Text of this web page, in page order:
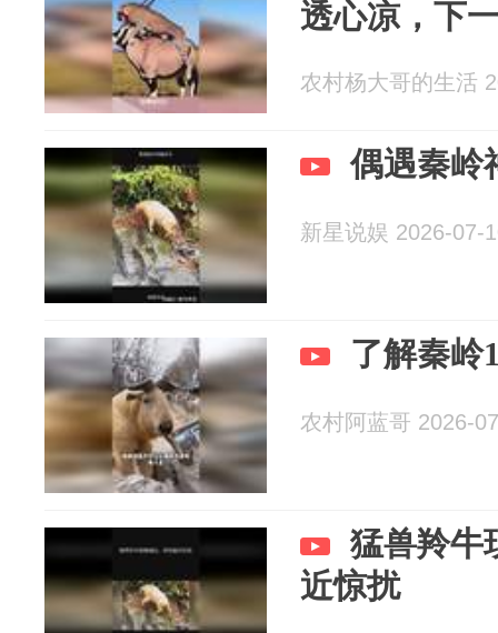
透心凉，下
农村杨大哥的生活
偶遇秦岭
新星说娱 2026-07-
了解秦岭
农村阿蓝哥 2026-
猛兽羚牛
近惊扰